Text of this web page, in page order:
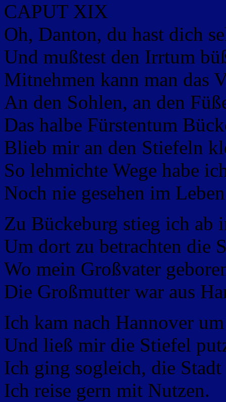
CAPUT XIX
Oh, Danton, du hast dich
Und mußtest den Irrtum
Mitnehmen kann man das
An den Sohlen, an den
Das halbe Fürstentum
Blieb mir an den Stiefeln
So lehmichte Wege habe
Noch nie gesehen im
Zu Bückeburg stieg ich ab
Um dort zu betrachten die
Wo mein Großvater
Die Großmutter war aus
Ich kam nach Hannover
Und ließ mir die Stiefel
Ich ging sogleich, die Stadt
Ich reise gern mit Nutzen.